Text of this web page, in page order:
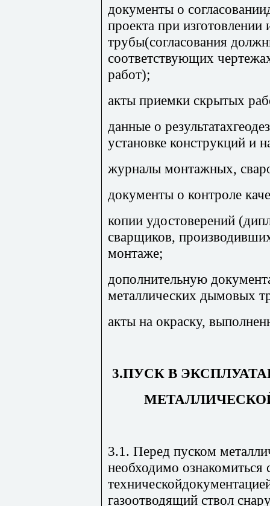
документы о
проекта при
трубы(согласования
соответствующих
работ);
акты приемки скрытых
данные о
установке конструкций и
журналы монтажных,
документы о контроле
копии удостоверений
сварщиков,
монтаже;
дополнительную
металлических дымовых
акты на окраску,
3.ПУСК В
3.1. Перед пуском
необходимо ознакомиться
газоотводящий ствол